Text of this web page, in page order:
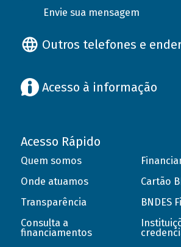
Envie sua mensagem
Outros telefones e
Acesso à informação
Acesso Rápido
Quem somos
Onde atuamos
Transparência
Consulta a
financiamentos
Cartão
BNDES